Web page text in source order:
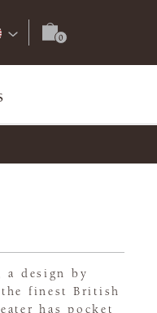
a design by
finest British
has pocket